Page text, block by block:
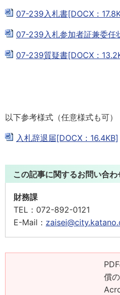
07-239入札書[DOCX：
07-239入札参加者証兼委任
07-239質疑書[DOCX：
以下参考様式（任意様式も可）
入札辞退届[DOCX：16.4KB]
この記事に関するお問い合わ
財務課
TEL： 072-892-0121
E-Mail：
償